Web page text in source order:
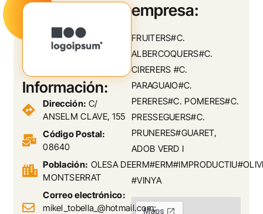
empresa:
FRUITERS#C.
ALBERCOQUERS#C.
CIRERERS #C.
PARAGUAIO#C.
PERERES#C. POMERES#C.
PRESSEGUERS#C.
PRUNERES#GUARET,
ADOB VERD I
#VINYA
Información:
Dirección: C/
ANSELM CLAVE, 155
Código Postal:
08640
Población: OLESA DE
MONTSERRAT
Correo electrónico:
mikel_tobella_@hotmail.com;